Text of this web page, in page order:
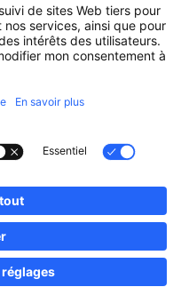
membres!